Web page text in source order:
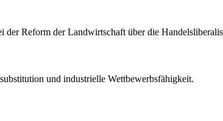
Reform der Landwirtschaft über die
und industrielle Wettbewerbsfähigkeit.